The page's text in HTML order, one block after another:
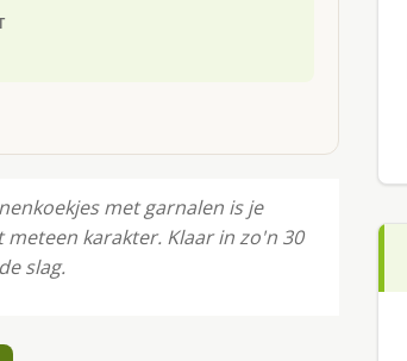
met garnalen is je
karakter. Klaar in zo'n 30
slag.